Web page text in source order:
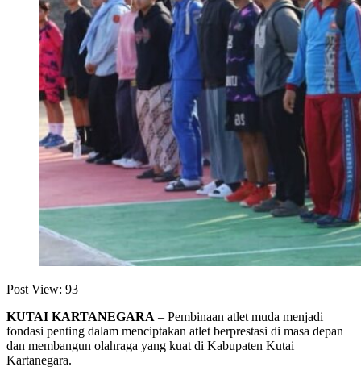
Post View: 93
KUTAI KARTANEGARA – Pembinaan atlet muda menjadi
fondasi penting dalam menciptakan atlet berprestasi di masa depan
dan membangun olahraga yang kuat di Kabupaten Kutai
Kartanegara.